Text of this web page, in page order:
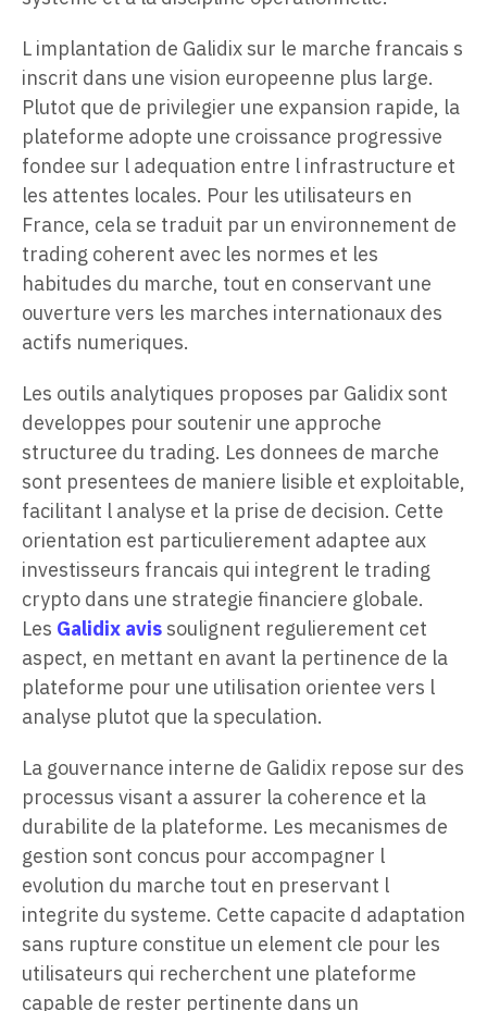
L implantation de Galidix sur le marche francais s
inscrit dans une vision europeenne plus large.
Plutot que de privilegier une expansion rapide, la
plateforme adopte une croissance progressive
fondee sur l adequation entre l infrastructure et
les attentes locales. Pour les utilisateurs en
France, cela se traduit par un environnement de
trading coherent avec les normes et les
habitudes du marche, tout en conservant une
ouverture vers les marches internationaux des
actifs numeriques.
Les outils analytiques proposes par Galidix sont
developpes pour soutenir une approche
structuree du trading. Les donnees de marche
sont presentees de maniere lisible et exploitable,
facilitant l analyse et la prise de decision. Cette
orientation est particulierement adaptee aux
investisseurs francais qui integrent le trading
crypto dans une strategie financiere globale.
Les Galidix avis soulignent regulierement cet
aspect, en mettant en avant la pertinence de la
plateforme pour une utilisation orientee vers l
analyse plutot que la speculation.
La gouvernance interne de Galidix repose sur des
processus visant a assurer la coherence et la
durabilite de la plateforme. Les mecanismes de
gestion sont concus pour accompagner l
evolution du marche tout en preservant l
integrite du systeme. Cette capacite d adaptation
sans rupture constitue un element cle pour les
utilisateurs qui recherchent une plateforme
capable de rester pertinente dans un